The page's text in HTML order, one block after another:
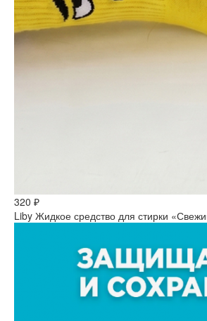
320 ₽
Liby Жидкое средство для стирки